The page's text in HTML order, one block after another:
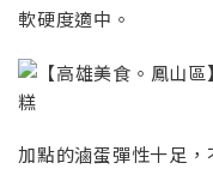
軟硬度適中。
加點的滷蛋彈性十足，